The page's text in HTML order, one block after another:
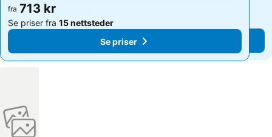
fra 713 kr
Se priser fra 15 nettsteder
Se priser
fra 713 kr
Se priser fra 15 nettsteder
Se priser